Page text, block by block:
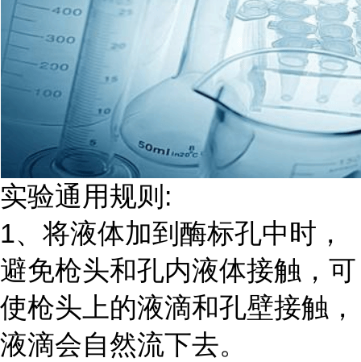
实验通用规则:
1、将液体加到酶标孔中时，
避免枪头和孔内液体接触，可
使枪头上的液滴和孔壁接触，
液滴会自然流下去。